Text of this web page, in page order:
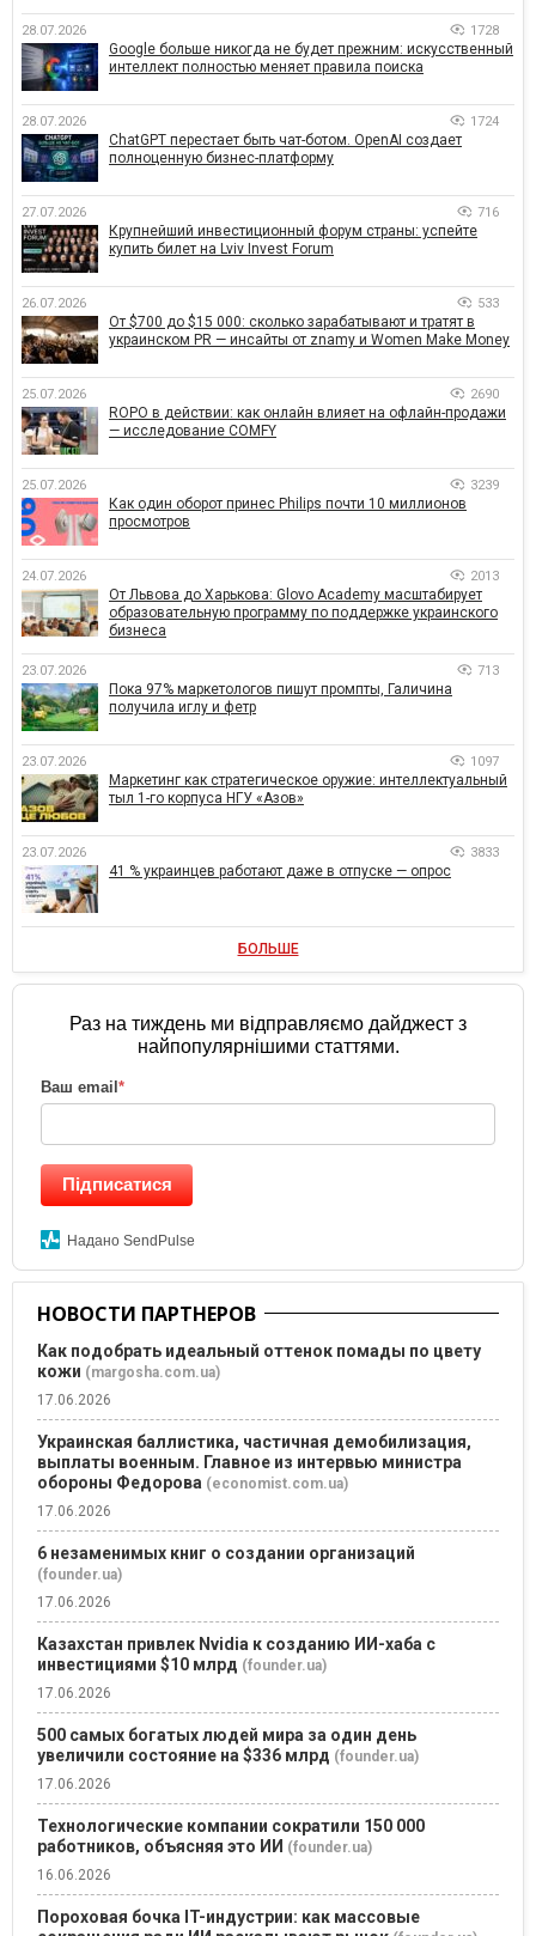
28.07.2026 1728
Google больше никогда не будет прежним: искусственный
интеллект полностью меняет правила поиска
28.07.2026 1724
ChatGPT перестает быть чат-ботом. OpenAI создает
полноценную бизнес-платформу
27.07.2026 716
Крупнейший инвестиционный форум страны: успейте
купить билет на Lviv Invest Forum
26.07.2026 533
От $700 до $15 000: сколько зарабатывают и тратят в
украинском PR — инсайты от znamy и Women Make Money
25.07.2026 2690
ROPO в действии: как онлайн влияет на офлайн-продажи
— исследование COMFY
25.07.2026 3239
Как один оборот принес Philips почти 10 миллионов
просмотров
24.07.2026 2013
От Львова до Харькова: Glovo Academy масштабирует
образовательную программу по поддержке украинского
бизнеса
23.07.2026 713
Пока 97% маркетологов пишут промпты, Галичина
получила иглу и фетр
23.07.2026 1097
Маркетинг как стратегическое оружие: интеллектуальный
тыл 1-го корпуса НГУ «Азов»
23.07.2026 3833
41 % украинцев работают даже в отпуске — опрос
БОЛЬШЕ
Раз на тиждень ми відправляємо дайджест з
найпопулярнішими статтями.
Ваш email*
Підписатися
Надано SendPulse
НОВОСТИ ПАРТНЕРОВ
Как подобрать идеальный оттенок помады по цвету
кожи (margosha.com.ua)
17.06.2026
Украинская баллистика, частичная демобилизация,
выплаты военным. Главное из интервью министра
обороны Федорова (economist.com.ua)
17.06.2026
6 незаменимых книг о создании организаций
(founder.ua)
17.06.2026
Казахстан привлек Nvidia к созданию ИИ-хаба с
инвестициями $10 млрд (founder.ua)
17.06.2026
500 самых богатых людей мира за один день
увеличили состояние на $336 млрд (founder.ua)
17.06.2026
Технологические компании сократили 150 000
работников, объясняя это ИИ (founder.ua)
16.06.2026
Пороховая бочка IT-индустрии: как массовые